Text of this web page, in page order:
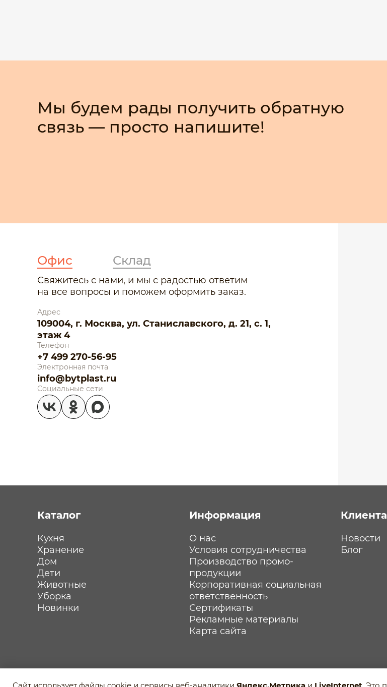
Мы будем рады получить обратную
связь — просто напишите!
Офис Склад
Свяжитесь с нами, и мы с радостью ответим
на все вопросы и поможем оформить заказ.
Адрес
109004, г. Москва, ул. Станиславского, д. 21, с. 1,
этаж 4
Телефон
+7 499 270-56-95
Электронная почта
info@bytplast.ru
Социальные сети
Каталог
Кухня
Хранение
Дом
Дети
Животные
Уборка
Новинки
Информация
О нас
Условия сотрудничества
Производство промо-
продукции
Корпоративная социальная
ответственность
Сертификаты
Рекламные материалы
Карта сайта
Новости
Блог